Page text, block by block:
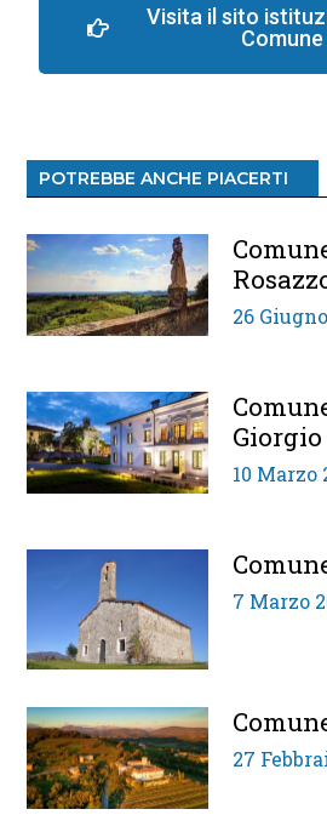
Visita il sito
Comune
POTREBBE ANCHE PIACERTI
26
10 Marzo
7 Marzo
27